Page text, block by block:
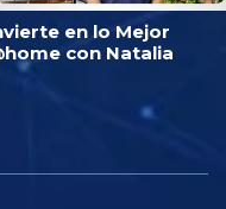
en lo Mejor
con Natalia